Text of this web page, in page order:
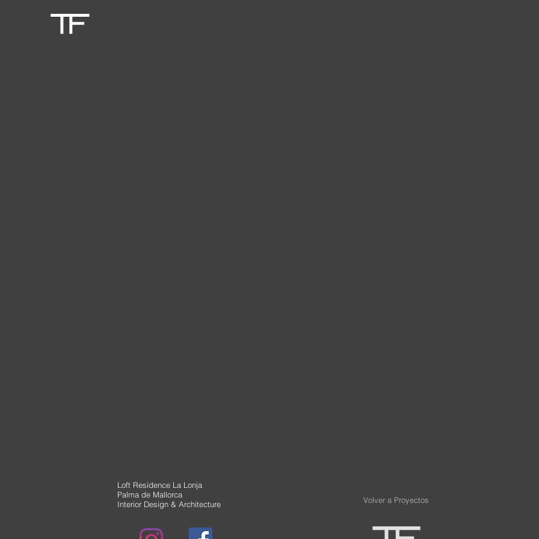
Volver a Proyectos
Loft Residence La Lonja
Palma de Mallorca
Interior Design & Architecture